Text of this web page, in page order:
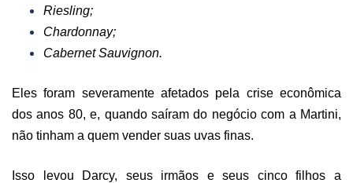
Riesling;
Chardonnay;
Cabernet Sauvignon.
Eles foram severamente afetados pela crise econômica
dos anos 80, e, quando saíram do negócio com a Martini,
não tinham a quem vender suas uvas finas.
Isso levou Darcy, seus irmãos e seus cinco filhos a